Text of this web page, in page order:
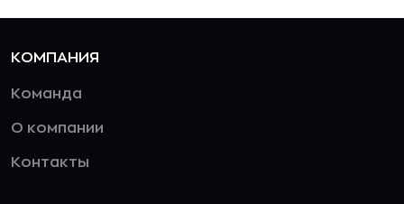
КОМПАНИЯ
Команда
О компании
Контакты